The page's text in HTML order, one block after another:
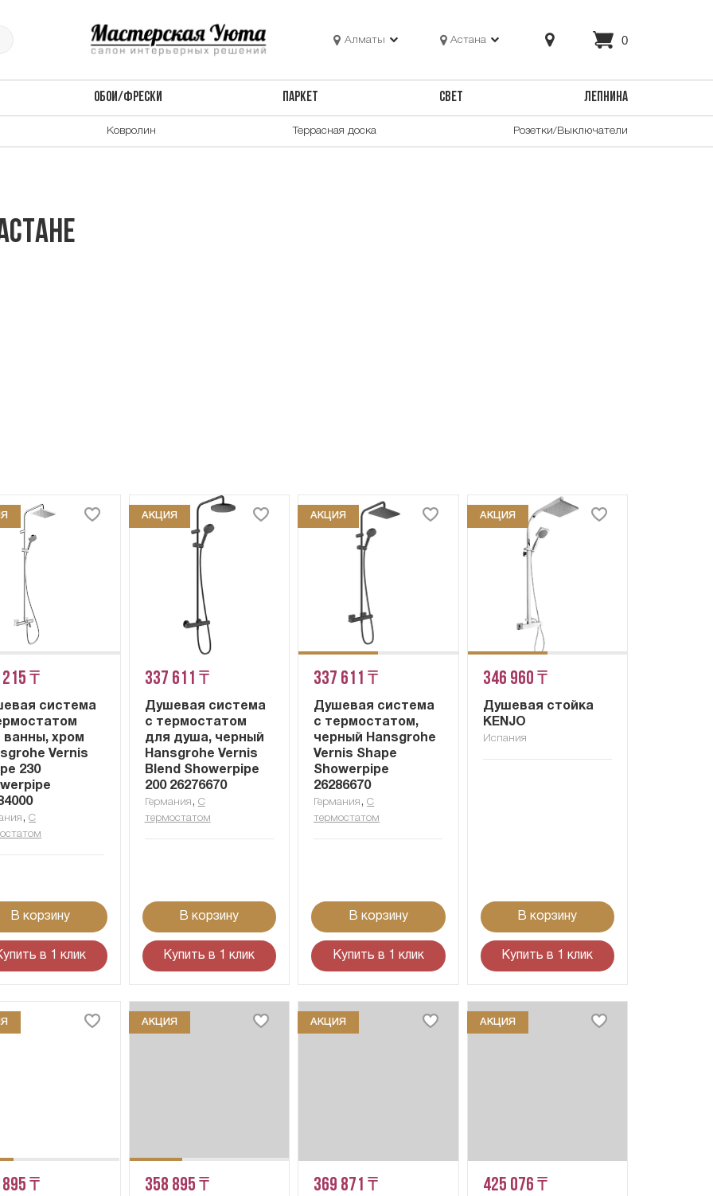
Алматы Астана 0
ОБОИ/ФРЕСКИ ПАРКЕТ СВЕТ ЛЕПНИНА
Ковролин Террасная доска Розетки/Выключатели
₸
система
ванны, хром
Vernis
230
,С
В корзину
в 1 клик
АКЦИЯ
337 611 ₸
Душевая система
с термостатом
для душа, черный
Hansgrohe Vernis
Blend Showerpipe
200 26276670
Германия , С
термостатом
В корзину
Купить в 1 клик
АКЦИЯ
337 611 ₸
Душевая система
с термостатом,
черный Hansgrohe
Vernis Shape
Showerpipe
26286670
Германия ,С
термостатом
В корзину
Купить в 1 клик
АКЦИЯ
346 960 ₸
Душевая стойка
KENJO
Испания
В корзину
Купить в 1 клик
₸
АКЦИЯ
358 895 ₸
АКЦИЯ
369 871 ₸
АКЦИЯ
425 076 ₸